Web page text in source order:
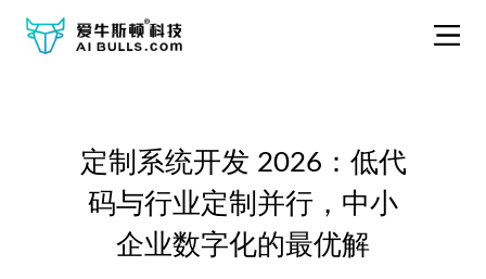
定制系统开发 2026：低代
码与行业定制并行，中小
企业数字化的最优解